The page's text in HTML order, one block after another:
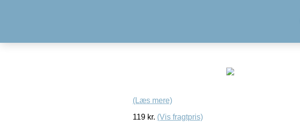
(Læs mere)
119 kr. (Vis fragtpris)